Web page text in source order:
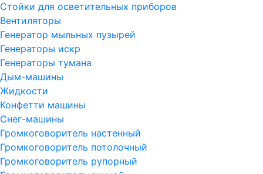
Стойки для осветительных приборов
Вентиляторы
Генератор мыльных пузырей
Генераторы искр
Генераторы тумана
Дым-машины
Жидкости
Конфетти машины
Снег-машины
Громкоговоритель настенный
Громкоговоритель потолочный
Громкоговоритель рупорный